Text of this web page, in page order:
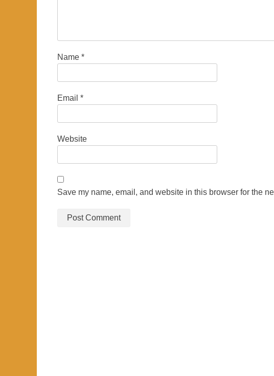
Name *
Email *
Website
Save my name, email, and website in this browser for the